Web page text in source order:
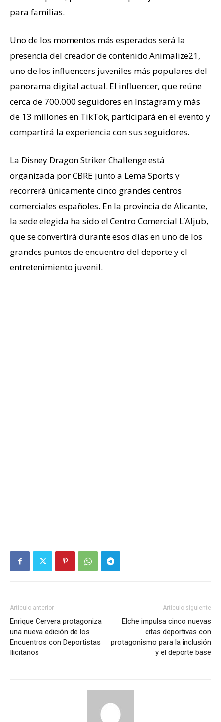
para familias.
Uno de los momentos más esperados será la
presencia del creador de contenido Animalize21,
uno de los influencers juveniles más populares del
panorama digital actual. El influencer, que reúne
cerca de 700.000 seguidores en Instagram y más
de 13 millones en TikTok, participará en el evento y
compartirá la experiencia con sus seguidores.
La Disney Dragon Striker Challenge está
organizada por CBRE junto a Lema Sports y
recorrerá únicamente cinco grandes centros
comerciales españoles. En la provincia de Alicante,
la sede elegida ha sido el Centro Comercial L’Aljub,
que se convertirá durante esos días en uno de los
grandes puntos de encuentro del deporte y el
entretenimiento juvenil.
Artículo anterior
Enrique Cervera protagoniza
una nueva edición de los
Encuentros con Deportistas
Ilicitanos
Artículo siguiente
Elche impulsa cinco nuevas
citas deportivas con
protagonismo para la inclusión
y el deporte base